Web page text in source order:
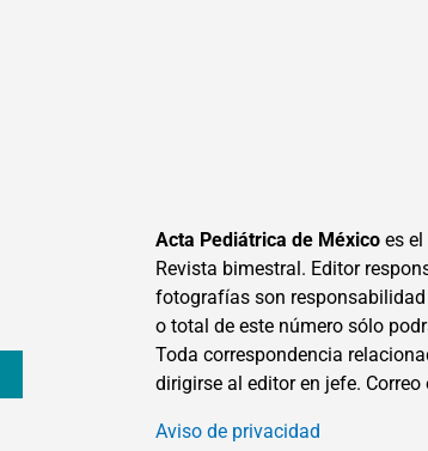
Acta Pediátrica de México es
Revista bimestral. Editor
fotografías son
o total de este número sólo
Toda correspondencia
dirigirse al editor en jefe. Correo
Aviso de privacidad